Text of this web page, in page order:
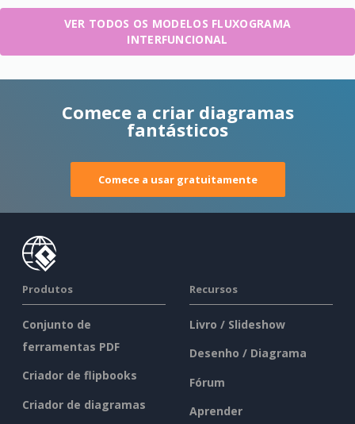
VER TODOS OS MODELOS FLUXOGRAMA
INTERFUNCIONAL
Comece a criar diagramas
fantásticos
Comece a usar gratuitamente
Produtos
Conjunto de
ferramentas PDF
Criador de flipbooks
Criador de diagramas
Recursos
Livro / Slideshow
Desenho / Diagrama
Fórum
Aprender